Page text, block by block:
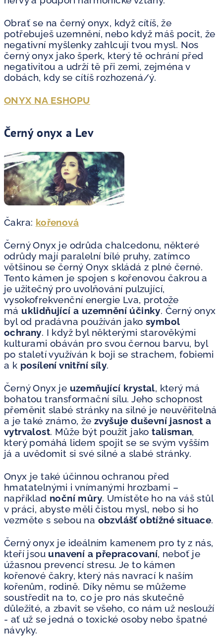
Obrať se na černý onyx, když cítíš, že
potřebuješ uzemnění, nebo když máš pocit, že
negativní myšlenky zahlcují tvou mysl. Nos
černý onyx jako šperk, který tě ochrání před
negativitou a udrží tě při zemi, zejména v
dobách, kdy se cítíš rozhozená/ý.
ONYX NA ESHOPU
Černý onyx a Lev
Čakra: kořenová
Černý Onyx je odrůda chalcedonu, některé
odrůdy mají paralelní bílé pruhy, zatímco
většinou se černý Onyx skládá z plné černé.
Tento kámen je spojen s kořenovou čakrou a
je užitečný pro uvolňování pulzující,
vysokofrekvenční energie Lva, protože
má uklidňující a uzemnění účinky. Černý onyx
byl od pradávna používán jako symbol
ochrany. I když byl některými starověkými
kulturami obáván pro svou černou barvu, byl
po staletí využíván k boji se strachem, fobiemi
a k posílení vnitřní síly.
Černý Onyx je uzemňující krystal, který má
bohatou transformační sílu. Jeho schopnost
přeměnit slabé stránky na silné je neuvěřitelná
a je také známo, že zvyšuje duševní jasnost a
vytrvalost. Může být použit jakotalisman,
který pomáhá lidem spojit se se svým vyšším
já a uvědomit si své silné a slabé stránky.
Onyx je také účinnou ochranou před
hmatatelnými i vnímanými hrozbami –
například noční můry. Umístěte ho na váš stůl
v práci, abyste měli čistou mysl, nebo si ho
vezměte s sebou na obzvlášť obtížné situace.
Černý onyx je ideálním kamenem pro ty z nás,
kteří jsou unavení a přepracovaní, neboť je
úžasnou prevencí stresu. Je to kámen
kořenové čakry, který nás navrací k naším
kořenům, rodině. Díky němu se můžeme
soustředit na to, co je pro nás skutečně
důležité, a zbavit se všeho, co nám už neslouží
- ať už se jedná o toxické osoby nebo špatné
návyky.